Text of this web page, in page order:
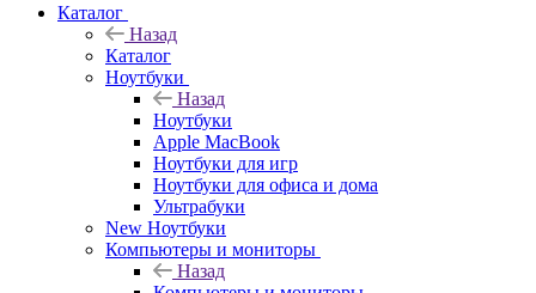
Каталог
Назад
Каталог
Ноутбуки
Назад
Ноутбуки
Apple MacBook
Ноутбуки для игр
Ноутбуки для офиса и дома
Ультрабуки
New Ноутбуки
Компьютеры и мониторы
Назад